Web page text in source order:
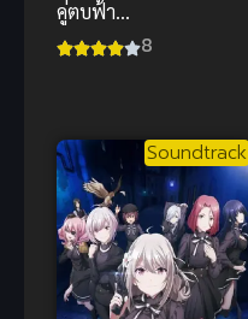
คู่ตบฟ้า
ประทาน ภาค
8
Soundtrack